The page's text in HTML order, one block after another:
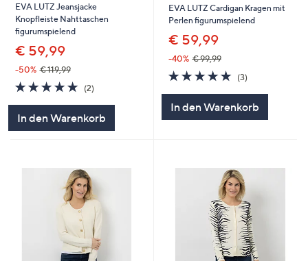
EVA LUTZ Jeansjacke
Knopfleiste Nahttaschen
figurumspielend
€ 59,99
-50% € 119,99
5.0
von
(2)
In den Warenkorb
EVA LUTZ Cardigan Kragen mit
Perlen figurumspielend
€ 59,99
-40% € 99,99
5.0
von
(3)
In den Warenkorb